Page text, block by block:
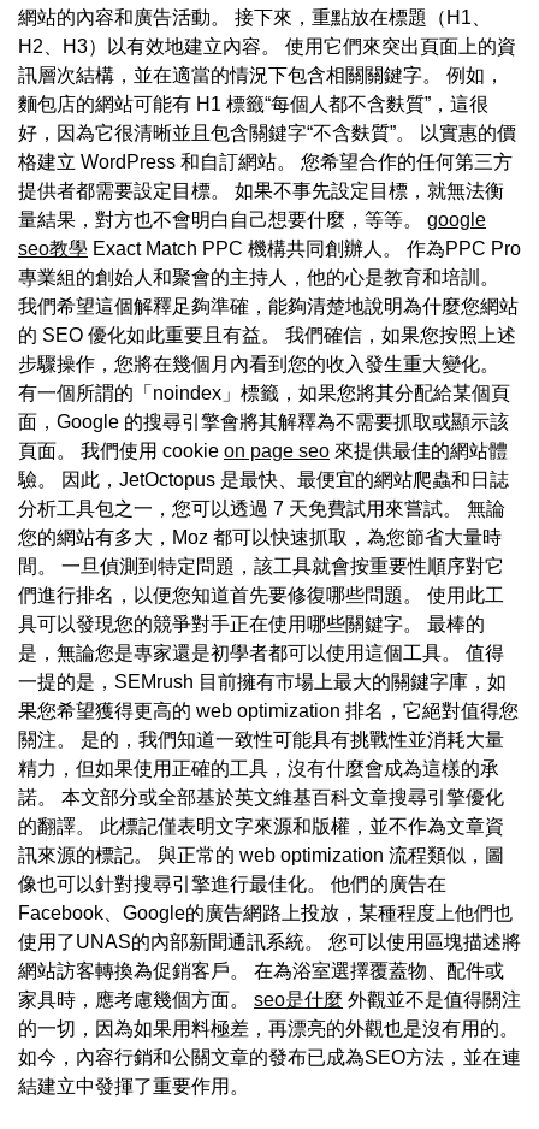
網站的內容和廣告活動。 接下來，重點放在標題（H1、
H2、H3）以有效地建立內容。 使用它們來突出頁面上的資
訊層次結構，並在適當的情況下包含相關關鍵字。 例如，
麵包店的網站可能有 H1 標籤“每個人都不含麩質”，這很
好，因為它很清晰並且包含關鍵字“不含麩質”。 以實惠的價
格建立 WordPress 和自訂網站。 您希望合作的任何第三方
提供者都需要設定目標。 如果不事先設定目標，就無法衡
量結果，對方也不會明白自己想要什麼，等等。 google
seo教學 Exact Match PPC 機構共同創辦人。 作為PPC Pro
專業組的創始人和聚會的主持人，他的心是教育和培訓。
我們希望這個解釋足夠準確，能夠清楚地說明為什麼您網站
的 SEO 優化如此重要且有益。 我們確信，如果您按照上述
步驟操作，您將在幾個月內看到您的收入發生重大變化。
有一個所謂的「noindex」標籤，如果您將其分配給某個頁
面，Google 的搜尋引擎會將其解釋為不需要抓取或顯示該
頁面。 我們使用 cookie on page seo 來提供最佳的網站體
驗。 因此，JetOctopus 是最快、最便宜的網站爬蟲和日誌
分析工具包之一，您可以透過 7 天免費試用來嘗試。 無論
您的網站有多大，Moz 都可以快速抓取，為您節省大量時
間。 一旦偵測到特定問題，該工具就會按重要性順序對它
們進行排名，以便您知道首先要修復哪些問題。 使用此工
具可以發現您的競爭對手正在使用哪些關鍵字。 最棒的
是，無論您是專家還是初學者都可以使用這個工具。 值得
一提的是，SEMrush 目前擁有市場上最大的關鍵字庫，如
果您希望獲得更高的 web optimization 排名，它絕對值得您
關注。 是的，我們知道一致性可能具有挑戰性並消耗大量
精力，但如果使用正確的工具，沒有什麼會成為這樣的承
諾。 本文部分或全部基於英文維基百科文章搜尋引擎優化
的翻譯。 此標記僅表明文字來源和版權，並不作為文章資
訊來源的標記。 與正常的 web optimization 流程類似，圖
像也可以針對搜尋引擎進行最佳化。 他們的廣告在
Facebook、Google的廣告網路上投放，某種程度上他們也
使用了UNAS的內部新聞通訊系統。 您可以使用區塊描述將
網站訪客轉換為促銷客戶。 在為浴室選擇覆蓋物、配件或
家具時，應考慮幾個方面。 seo是什麼 外觀並不是值得關注
的一切，因為如果用料極差，再漂亮的外觀也是沒有用的。
如今，內容行銷和公關文章的發布已成為SEO方法，並在連
結建立中發揮了重要作用。